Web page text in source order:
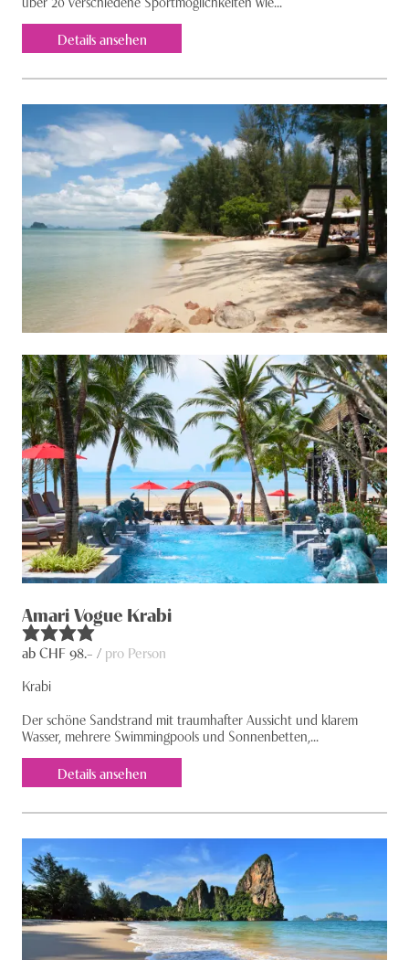
Details ansehen
Amari Vogue Krabi
ab CHF98.– / pro Person
Krabi
Der schöne Sandstrand mit traumhafter Aussicht und klarem
Wasser, mehrere Swim­ming­pools und Sonnenbetten,...
Details ansehen